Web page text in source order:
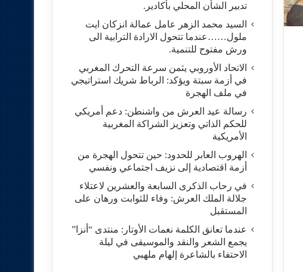
تدبير الشأن المحلي بأكادير.
السيد محمد الزهر عامل عمالة انزكان ايت
ملول……عندما تتحول الارادة الترابية الى
ورش مفتوح للتنمية.
الاتحاد الأوروبي يثمن سرعة التحرك المغربي
في أزمة سبتة ويؤكد: الرباط شريك استراتيجي
في ملف الهجرة
رسالة عيد العرش من واشنطن: دعم أمريكي
للحكم الذاتي وتعزيز الشراكة المغربية
الأمريكية
​الهروب العابر للحدود: حين تتحول الهجرة من
أزمة اقتصادية إلى نزيف اجتماعي ونفسي
في رحاب الذكرى السابعة والعشرين لاعتلاء
جلالة الملك العرش: وفاء للثوابت ورهان على
المستقبل
​عندما تعانق الكلمة نغمات الأوتار: منتدى “أنزا”
يجمع الشعر والنقد والموسيقى في ليلة
الاحتفاء بالشاعرة إلهام ملهبي